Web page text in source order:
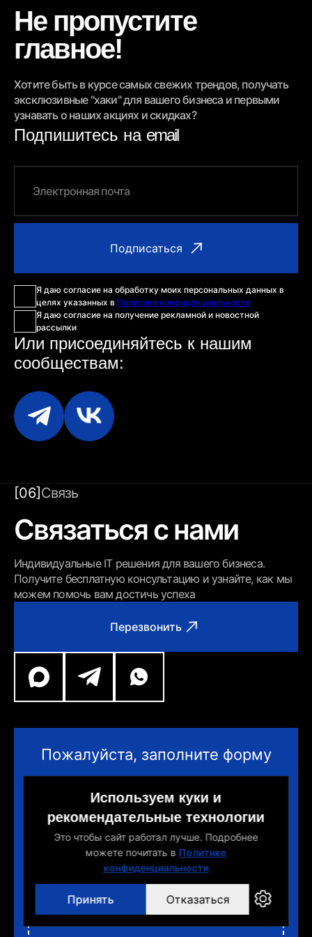
Не пропустите
главное!
Хотите быть в курсе самых свежих трендов, получать
эксклюзивные "хаки" для вашего бизнеса и первыми
узнавать о наших акциях и скидках?
Подпишитесь на email
Я даю согласие на обработку моих персональных данных в
целях указанных в Политике конфиденциальности
Я даю согласие на получение рекламной и новостной
рассылки
Или присоединяйтесь к нашим
сообществам:
Перезвонить
[06]Связь
Связаться с нами
Индивидуальные IT решения для вашего бизнеса.
Получите бесплатную консультацию и узнайте, как мы
можем помочь вам достичь успеха
Пожалуйста, заполните форму
ВЫБЕРИТЕ И ПРИКРЕПИТЕ МАТЕРИАЛЫ ПРОЕКТА
Используем куки и
рекомендательные технологии
Это чтобы сайт работал лучше. Подробнее
можете почитать в Политике
конфиденциальности
Принять Отказаться